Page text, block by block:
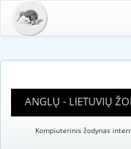
ANGLŲ - LIETUVIŲ
Kompiuterinis žodynas